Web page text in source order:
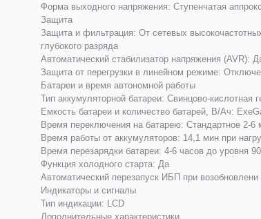
Форма выходного напряжения: Ступенчатая
Защита
Защита и фильтрация: От сетевых
глубокого разряда
Автоматический стабилизатор напряжения (AVR):
Защита от перегрузки в линейном режиме:
Батареи и время автономной работы
Тип аккумуляторной батареи: Свинцово-кислотная
Емкость батареи и количество батарей, В/Ач:
Время переключения на батарею: Стандартное 2-6
Время работы от аккумуляторов: 14,1 мин при
Время перезарядки батареи: 4-6 часов до уровня
Функция холодного старта: Да
Автоматический перезапуск ИБП при
Индикаторы и сигналы
Тип индикации: LCD
Дополнительные характеристики